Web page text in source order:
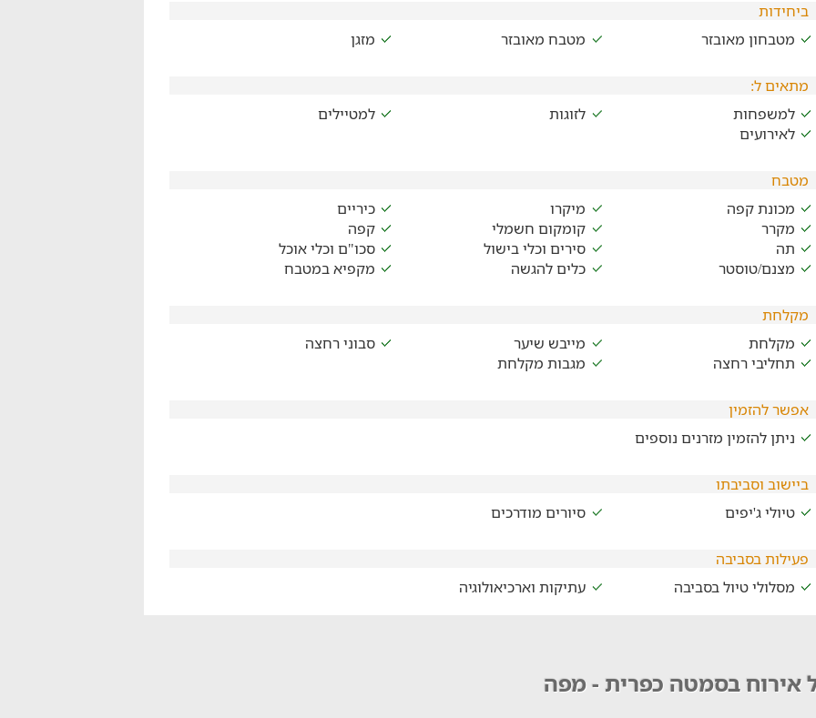
ביחידות
מטבחון מאובזר
מטבח מאובזר מזגן
מתאים ל:
למשפחות
לזוגות
למטיילים
לאירועים
מטבח
מכונת קפה
מיקרו
כיריים
מקרר
קומקום חשמלי
קפה
תה
סירים וכלי בישול
סכו"ם וכלי אוכל
מצנם/טוסטר
כלים להגשה מקפיא במטבח
מקלחת
מקלחת
מייבש שיער
סבוני רחצה
תחליבי רחצה
מגבות מקלחת
אפשר להזמין
ניתן להזמין מזרנים נוספים
ביישוב וסביבתו
טיולי ג'יפים
סיורים מודרכים
פעילות בסביבה
מסלולי טיול בסביבה
עתיקות וארכיאולוגיה
אירוח בסמטה כפרית - מפה